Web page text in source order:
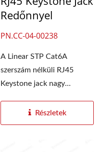
Redőnnyel
PN.CC-04-00238
A Linear STP Cat6A
szerszám nélküli RJ45
Keystone jack nagy
Részletek